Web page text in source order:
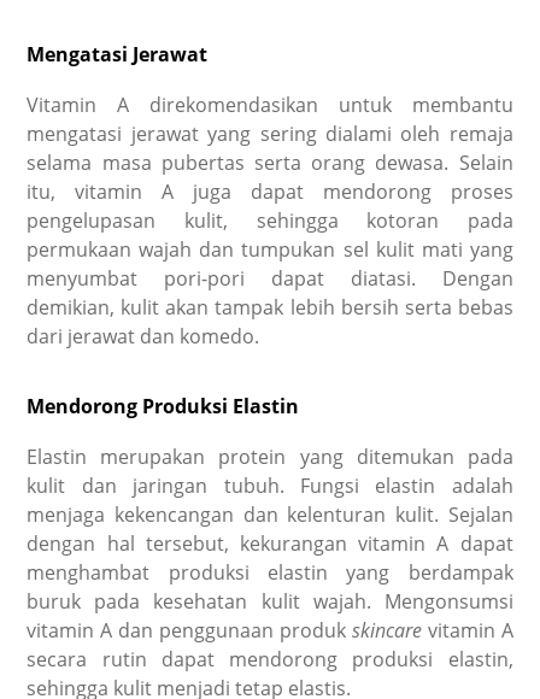
Mengatasi Jerawat
Vitamin A direkomendasikan untuk membantu
mengatasi jerawat yang sering dialami oleh remaja
selama masa pubertas serta orang dewasa. Selain
itu, vitamin A juga dapat mendorong proses
pengelupasan kulit, sehingga kotoran pada
permukaan wajah dan tumpukan sel kulit mati yang
menyumbat pori-pori dapat diatasi. Dengan
demikian, kulit akan tampak lebih bersih serta bebas
dari jerawat dan komedo.
Mendorong Produksi Elastin
Elastin merupakan protein yang ditemukan pada
kulit dan jaringan tubuh. Fungsi elastin adalah
menjaga kekencangan dan kelenturan kulit. Sejalan
dengan hal tersebut, kekurangan vitamin A dapat
menghambat produksi elastin yang berdampak
buruk pada kesehatan kulit wajah. Mengonsumsi
vitamin A dan penggunaan produk skincarevitamin A
secara rutin dapat mendorong produksi elastin,
sehingga kulit menjadi tetap elastis.